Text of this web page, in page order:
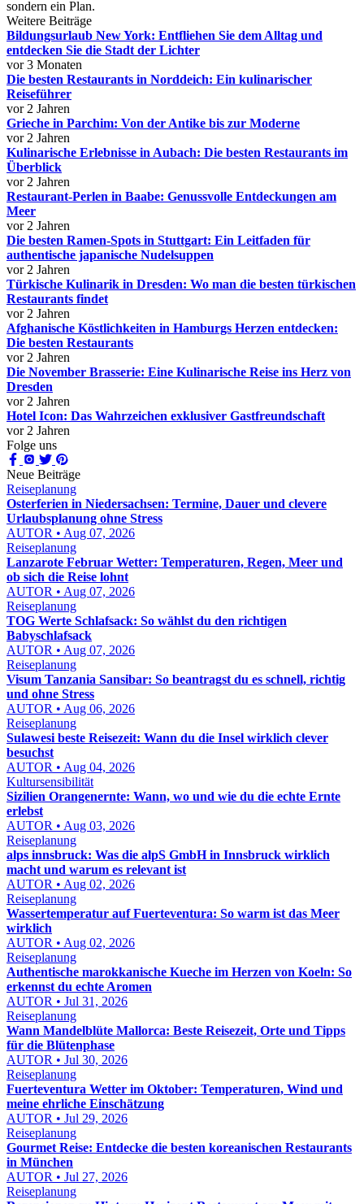
sondern ein Plan.
Weitere Beiträge
Bildungsurlaub New York: Entfliehen Sie dem Alltag und
entdecken Sie die Stadt der Lichter
vor 3 Monaten
Die besten Restaurants in Norddeich: Ein kulinarischer
Reiseführer
vor 2 Jahren
Grieche in Parchim: Von der Antike bis zur Moderne
vor 2 Jahren
Kulinarische Erlebnisse in Aubach: Die besten Restaurants im
Überblick
vor 2 Jahren
Restaurant-Perlen in Baabe: Genussvolle Entdeckungen am
Meer
vor 2 Jahren
Die besten Ramen-Spots in Stuttgart: Ein Leitfaden für
authentische japanische Nudelsuppen
vor 2 Jahren
Türkische Kulinarik in Dresden: Wo man die besten türkischen
Restaurants findet
vor 2 Jahren
Afghanische Köstlichkeiten in Hamburgs Herzen entdecken:
Die besten Restaurants
vor 2 Jahren
Die November Brasserie: Eine Kulinarische Reise ins Herz von
Dresden
vor 2 Jahren
Hotel Icon: Das Wahrzeichen exklusiver Gastfreundschaft
vor 2 Jahren
Folge uns
Neue Beiträge
Reiseplanung
Osterferien in Niedersachsen: Termine, Dauer und clevere
Urlaubsplanung ohne Stress
AUTOR • Aug 07, 2026
Reiseplanung
Lanzarote Februar Wetter: Temperaturen, Regen, Meer und
ob sich die Reise lohnt
AUTOR • Aug 07, 2026
Reiseplanung
TOG Werte Schlafsack: So wählst du den richtigen
Babyschlafsack
AUTOR • Aug 07, 2026
Reiseplanung
Visum Tanzania Sansibar: So beantragst du es schnell, richtig
und ohne Stress
AUTOR • Aug 06, 2026
Reiseplanung
Sulawesi beste Reisezeit: Wann du die Insel wirklich clever
besuchst
AUTOR • Aug 04, 2026
Kultursensibilität
Sizilien Orangenernte: Wann, wo und wie du die echte Ernte
erlebst
AUTOR • Aug 03, 2026
Reiseplanung
alps innsbruck: Was die alpS GmbH in Innsbruck wirklich
macht und warum es relevant ist
AUTOR • Aug 02, 2026
Reiseplanung
Wassertemperatur auf Fuerteventura: So warm ist das Meer
wirklich
AUTOR • Aug 02, 2026
Reiseplanung
Authentische marokkanische Kueche im Herzen von Koeln: So
erkennst du echte Aromen
AUTOR • Jul 31, 2026
Reiseplanung
Wann Mandelblüte Mallorca: Beste Reisezeit, Orte und Tipps
für die Blütenphase
AUTOR • Jul 30, 2026
Reiseplanung
Fuerteventura Wetter im Oktober: Temperaturen, Wind und
meine ehrliche Einschätzung
AUTOR • Jul 29, 2026
Reiseplanung
Gourmet Reise: Entdecke die besten koreanischen Restaurants
in München
AUTOR • Jul 27, 2026
Reiseplanung